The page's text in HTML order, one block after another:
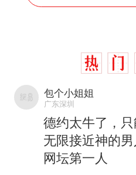
包个小姐姐
广东深圳
德约太牛了，
无限接近神的
网坛第一人